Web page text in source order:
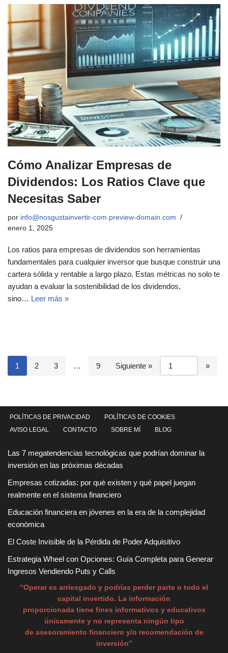
Cómo Analizar Empresas de
Dividendos: Los Ratios Clave que
Necesitas Saber
por info@nosgustainvertir-com.preview-domain.com
enero 1, 2025
Los ratios para empresas de dividendos son herramientas
fundamentales para cualquier inversor que busque construir una
cartera sólida y rentable a largo plazo. Estas métricas no solo te
ayudan a evaluar la sostenibilidad de los dividendos,
sino… Leer más »
1 2 3 … 9 Siguiente »
POLÍTICAS DE PRIVACIDAD
POLÍTICAS DE COOKIES
AVISO LEGAL
CONTACTO SOBRE MÍ BLOG
Las 7 megatendencias tecnológicas que podrían dominar la
inversión en las próximas décadas
Empresas cotizadas: por qué existen y qué papel juegan
realmente en el sistema financiero
Educación financiera en jóvenes en la era de la complejidad
económica
El Coste Invisible de la Pérdida de Poder Adquisitivo
Estrategia Wheel con Opciones: Guía Completa para Generar
Ingresos Vendiendo Puts y Calls
“Operar es arriesgado y podrías perder parte o todo el
capital invertido. La información
proporcionada tiene fines informativos y educativos
únicamente y no representa ningún tipo
de asesoramiento financiero y/o recomendación de
inversión”